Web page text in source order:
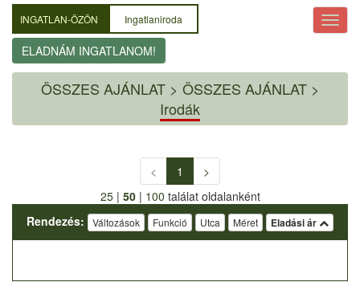
INGATLAN-ÖZÖN Ingatlaniroda
ELADNÁM INGATLANOM!
ÖSSZES AJÁNLAT> ÖSSZES AJÁNLAT >
Irodák
< 1
>
25| 50| 100 találat oldalanként
Rendezés:
Változások Funkció Utca Méret Eladási ár